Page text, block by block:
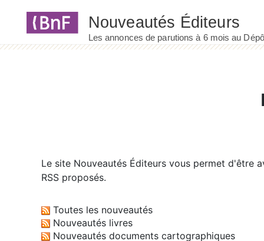
Le site Nouveautés Éditeurs vous permet d'être
RSS proposés.
Toutes les nouveautés
Nouveautés livres
Nouveautés documents cartographiques